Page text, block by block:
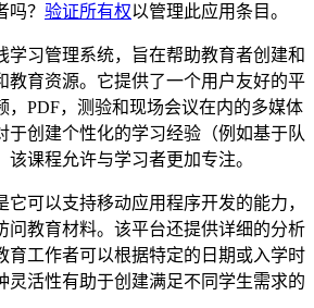
？ 验证所有权以管理此应用条目。
学习管理系统，旨在帮助教育者创建和
教育资源。它提供了一个用户友好的平
，PDF，测验和现场会议在内的多媒体
于创建个性化的学习经验（例如基于队
课程允许与学习者更加专注。
它可以支持移动应用程序开发的能力，
问教育材料。该平台还提供详细的分析
育工作者可以根据特定的日期或入学时
灵活性有助于创建满足不同学生需求的